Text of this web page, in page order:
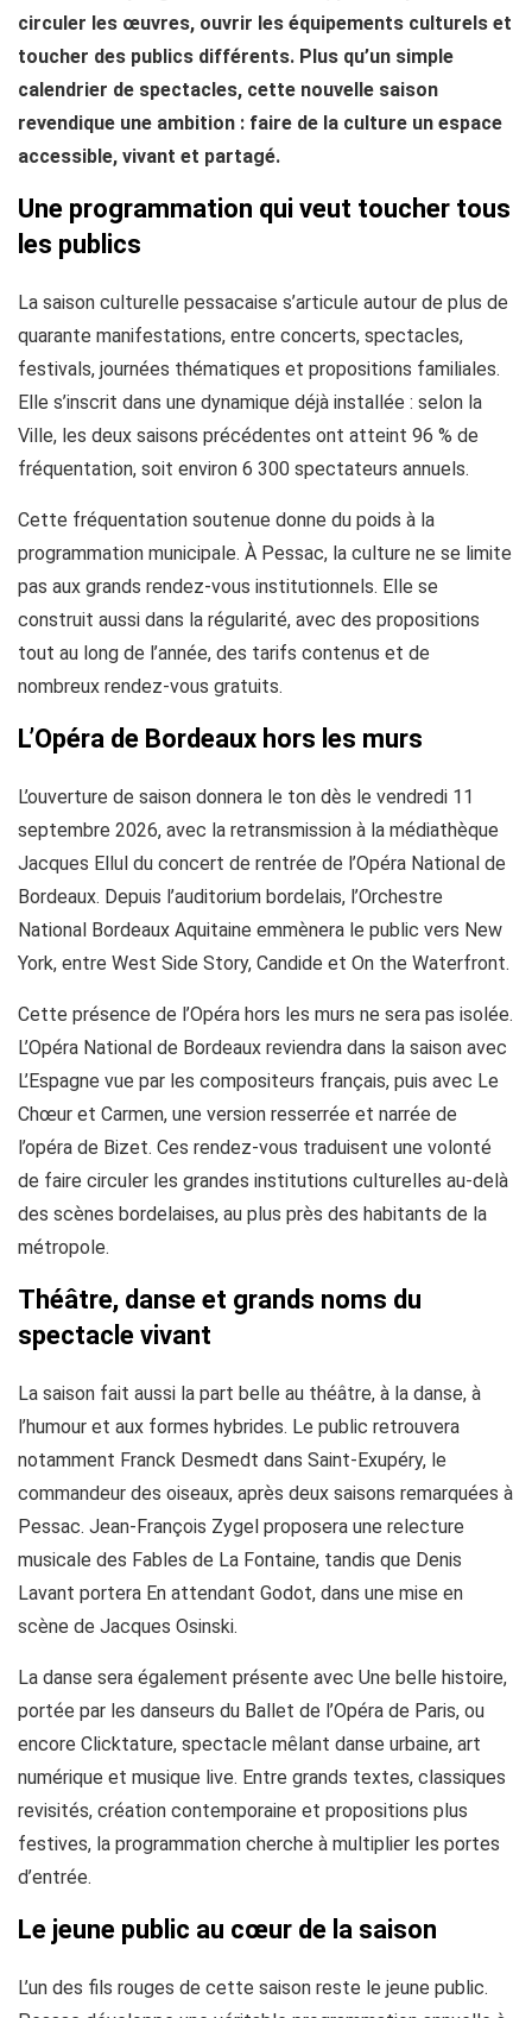
circuler les œuvres, ouvrir les équipements culturels et
toucher des publics différents. Plus qu’un simple
calendrier de spectacles, cette nouvelle saison
revendique une ambition : faire de la culture un espace
accessible, vivant et partagé.
Une programmation qui veut toucher tous
les publics
La saison culturelle pessacaise s’articule autour de plus de
quarante manifestations, entre concerts, spectacles,
festivals, journées thématiques et propositions familiales.
Elle s’inscrit dans une dynamique déjà installée : selon la
Ville, les deux saisons précédentes ont atteint 96 % de
fréquentation, soit environ 6 300 spectateurs annuels.
Cette fréquentation soutenue donne du poids à la
programmation municipale. À Pessac, la culture ne se limite
pas aux grands rendez-vous institutionnels. Elle se
construit aussi dans la régularité, avec des propositions
tout au long de l’année, des tarifs contenus et de
nombreux rendez-vous gratuits.
L’Opéra de Bordeaux hors les murs
L’ouverture de saison donnera le ton dès le vendredi 11
septembre 2026, avec la retransmission à la médiathèque
Jacques Ellul du concert de rentrée de l’Opéra National de
Bordeaux. Depuis l’auditorium bordelais, l’Orchestre
National Bordeaux Aquitaine emmènera le public vers New
York, entre West Side Story, Candide et On the Waterfront.
Cette présence de l’Opéra hors les murs ne sera pas isolée.
L’Opéra National de Bordeaux reviendra dans la saison avec
L’Espagne vue par les compositeurs français, puis avec Le
Chœur et Carmen, une version resserrée et narrée de
l’opéra de Bizet. Ces rendez-vous traduisent une volonté
de faire circuler les grandes institutions culturelles au-delà
des scènes bordelaises, au plus près des habitants de la
métropole.
Théâtre, danse et grands noms du
spectacle vivant
La saison fait aussi la part belle au théâtre, à la danse, à
l’humour et aux formes hybrides. Le public retrouvera
notamment Franck Desmedt dans Saint-Exupéry, le
commandeur des oiseaux, après deux saisons remarquées à
Pessac. Jean-François Zygel proposera une relecture
musicale des Fables de La Fontaine, tandis que Denis
Lavant portera En attendant Godot, dans une mise en
scène de Jacques Osinski.
La danse sera également présente avec Une belle histoire,
portée par les danseurs du Ballet de l’Opéra de Paris, ou
encore Clicktature, spectacle mêlant danse urbaine, art
numérique et musique live. Entre grands textes, classiques
revisités, création contemporaine et propositions plus
festives, la programmation cherche à multiplier les portes
d’entrée.
Le jeune public au cœur de la saison
L’un des fils rouges de cette saison reste le jeune public.